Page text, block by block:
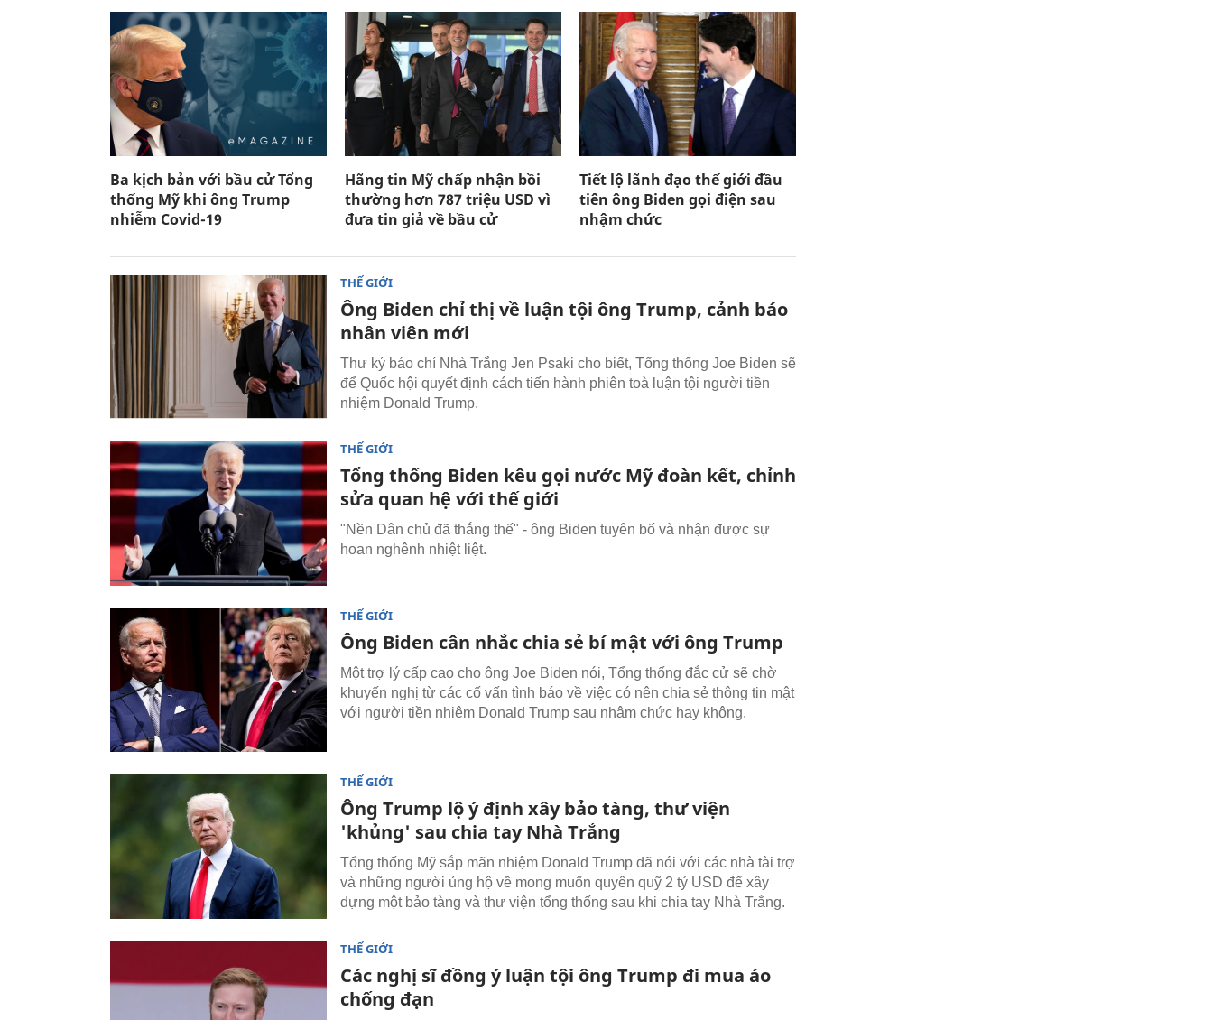
Ba kịch bản với bầu cử Tổng
thống Mỹ khi ông Trump
nhiễm Covid-19
Hãng tin Mỹ chấp nhận bồi
thường hơn 787 triệu USD vì
đưa tin giả về bầu cử
Tiết lộ lãnh đạo thế giới đầu
tiên ông Biden gọi điện sau
nhậm chức
THẾ GIỚI
Ông Biden chỉ thị về luận tội ông Trump, cảnh báo
nhân viên mới
Thư ký báo chí Nhà Trắng Jen Psaki cho biết, Tổng thống Joe Biden sẽ
để Quốc hội quyết định cách tiến hành phiên toà luận tội người tiền
nhiệm Donald Trump.
THẾ GIỚI
Tổng thống Biden kêu gọi nước Mỹ đoàn kết, chỉnh
sửa quan hệ với thế giới
"Nền Dân chủ đã thắng thế" - ông Biden tuyên bố và nhận được sự
hoan nghênh nhiệt liệt.
THẾ GIỚI
Ông Biden cân nhắc chia sẻ bí mật với ông Trump
Một trợ lý cấp cao cho ông Joe Biden nói, Tổng thống đắc cử sẽ chờ
khuyến nghị từ các cố vấn tình báo về việc có nên chia sẻ thông tin mật
với người tiền nhiệm Donald Trump sau nhậm chức hay không.
THẾ GIỚI
Ông Trump lộ ý định xây bảo tàng, thư viện
'khủng' sau chia tay Nhà Trắng
Tổng thống Mỹ sắp mãn nhiệm Donald Trump đã nói với các nhà tài trợ
và những người ủng hộ về mong muốn quyên quỹ 2 tỷ USD để xây
dựng một bảo tàng và thư viện tổng thống sau khi chia tay Nhà Trắng.
THẾ GIỚI
Các nghị sĩ đồng ý luận tội ông Trump đi mua áo
chống đạn